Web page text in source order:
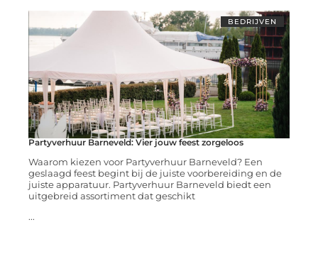
BEDRIJVEN
Partyverhuur Barneveld: Vier jouw feest zorgeloos
Waarom kiezen voor Partyverhuur Barneveld? Een
geslaagd feest begint bij de juiste voorbereiding en de
juiste apparatuur. Partyverhuur Barneveld biedt een
uitgebreid assortiment dat geschikt
...